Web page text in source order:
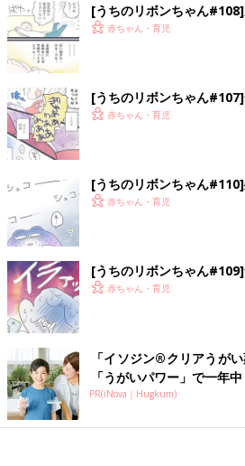
[うちのリボンちゃん
赤ちゃん・育児
[うちのリボンちゃん
赤ちゃん・育児
[うちのリボンちゃん
赤ちゃん・育児
[うちのリボンちゃん
赤ちゃん・育児
「イソジン®クリアうが
「うがいパワー」で一年
PR(iNova｜Hugkum)